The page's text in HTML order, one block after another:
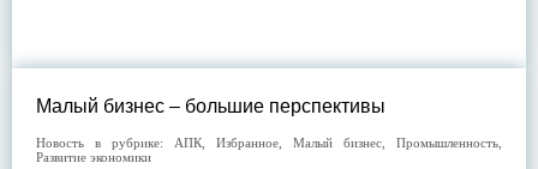
Малый бизнес – большие перспективы
Новость в рубрике: АПК Избранное Малый бизнес Промышленность
Развитие экономики